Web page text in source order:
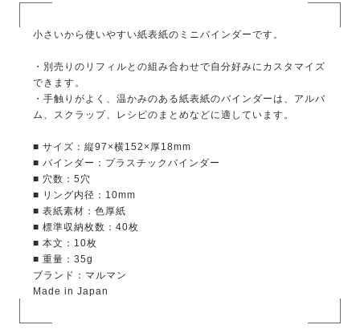
小さいから使いやすい紙表紙のミニバインダーです。
・別売りのリフィルとの組み合わせで自分好みにカスタマイズ
できます。
・手触りがよく、温かみのある紙表紙のバインダーは、アルバ
ム、スクラップ、レシピのまとめなどに適しています。
■ サイズ：縦97×横152×厚18mm
■ バインダー：プラスチックバインダー
■ 穴数：5穴
■ リング内径：10mm
■ 表紙素材：色厚紙
■ 標準収納枚数：40枚
■ 本文：10枚
■ 重量：35g
ブランド：マルマン
Made in Japan